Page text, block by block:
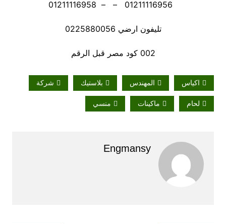
تليفون ارضي 0225880056
002 كود مصر قبل الرقم
اكياس المهندس بلاستيك شركة
لحام ماكينات منسي
Engmansy